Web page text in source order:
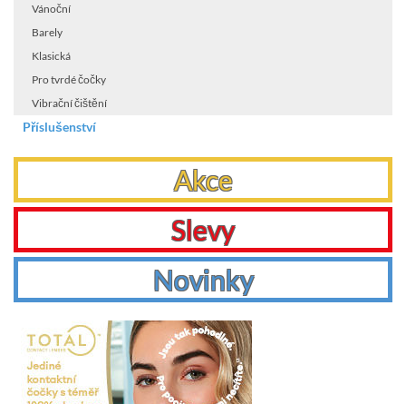
Vánoční
Barely
Klasická
Pro tvrdé čočky
Vibrační čištění
Příslušenství
Akce
Slevy
Novinky